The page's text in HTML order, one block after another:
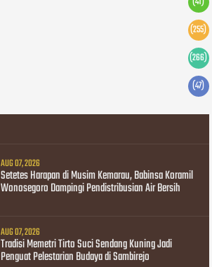
(255)
(266)
(47)
AUG 07, 2026
Setetes Harapan di Musim Kemarau, Babinsa Koramil
Wonosegoro Dampingi Pendistribusian Air Bersih
AUG 07, 2026
Tradisi Memetri Tirto Suci Sendang Kuning Jadi
Penguat Pelestarian Budaya di Sambirejo